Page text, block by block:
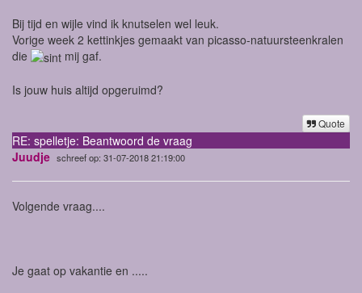
Bij tijd en wijle vind ik knutselen wel leuk.
Vorige week 2 kettinkjes gemaakt van picasso-natuursteenkralen
die
mij gaf.
Is jouw huis altijd opgeruimd?
Quote
RE: spelletje: Beantwoord de vraag
Juudje schreef op: 31-07-2018 21:19:00
Volgende vraag....
Je gaat op vakantie en .....